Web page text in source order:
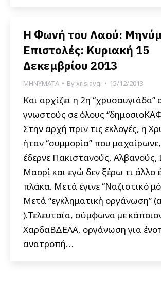
Η Φωνή του Λαού:
Επιστολές: Κυριακή 15
Δεκεμβρίου 2013
ΜΗΝΥΜΑΤΑ Byxrisiavgi 15/12/2013
Και αρχίζει η 2η “χρυσαυγιάδα”
γνωστούς σε όλους
Στην αρχή πριν τις εκλογές, η
ήταν “συμμορία” που
έδερνε Πακιστανούς, Αλβανούς,
Μαορί και εγώ δεν ξέρω τι άλλο
πλάκα. Μετά έγινε “Ναζιστικό
Μετά “εγκληματική οργάνωση”
).Τελευταία, σύμφωνα με
ΧαρδαΒΔΕΛΑ, οργάνωση για
ανατροπή…